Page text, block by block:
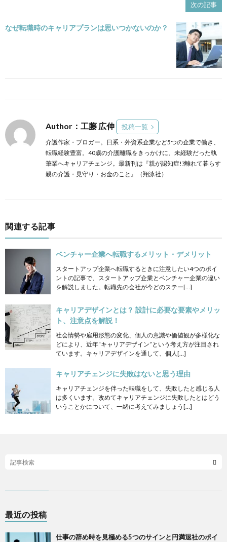
次の記事
なぜ転職時のキャリアプランは思いつかないのか？
Author：工藤 広伸 投稿一覧
介護作家・ブロガー。日系・外資系企業など5つの企業で働き、
転職経験豊富。40歳の介護離職をきっかけに、未経験だった執
筆業へキャリアチェンジ。最新刊は『親が認知症!?離れて暮らす
親の介護・見守り・お金のこと』（翔泳社）
関連する記事
ベンチャー企業へ転職するメリット・デメリット
スタートアップ企業へ転職するときに注意したい4つのポイ
ントの記事で、スタートアップ企業とベンチャー企業の違い
を解説しました。転職先の会社が今どのステー[…]
キャリアデザインとは？ 設計に必要な要素やメリッ
ト、注意点を解説！
社会情勢や雇用形態の変化、個人の意識や価値観が多様化な
どにより、近年“キャリアデザイン”という考え方が注目され
ています。キャリアデザインを通して、個人[…]
キャリアチェンジに失敗はないと思う理由
キャリアチェンジを伴った転職をして、失敗したと感じる人
は多くいます。改めてキャリアチェンジに失敗したとはどう
いうことかについて、一緒に考えてみましょう[…]
最近の投稿
仕事の辞め時を見極める5つのサインと円満退社のポイ